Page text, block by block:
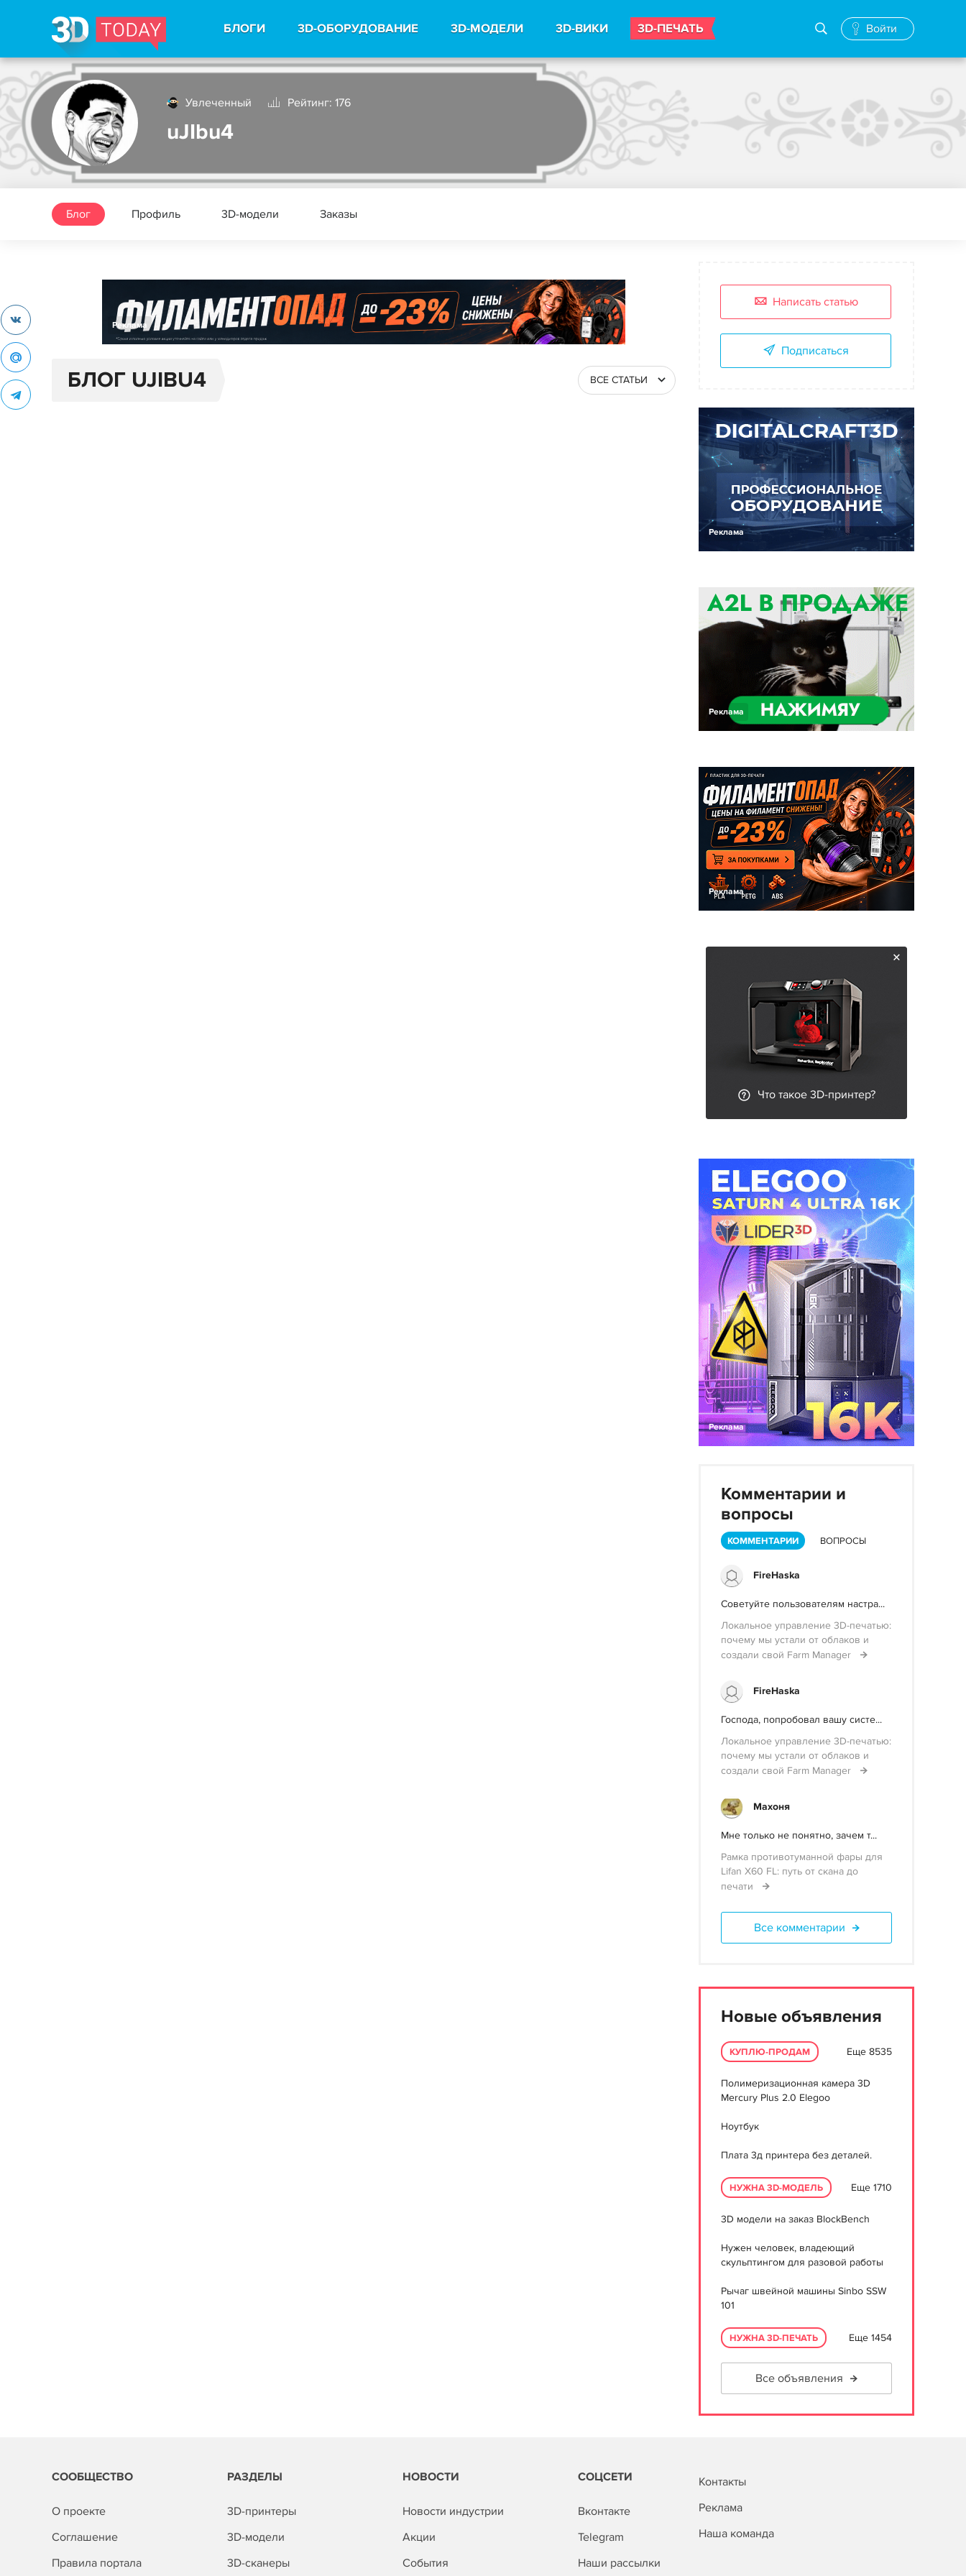
БЛОГИ 3D-ОБОРУДОВАНИЕ 3D-МОДЕЛИ 3D-ВИКИ 3D-ПЕЧАТЬ Войти
Увлеченный Рейтинг: 176
uJIbu4
Блог Профиль 3D-модели Заказы
Реклама
БЛОГ UJIBU4 ВСЕ СТАТЬИ
Написать статью
Подписаться
Реклама
Реклама
Реклама
Что такое 3D-принтер?
Реклама
Комментарии и
вопросы
КОММЕНТАРИИ ВОПРОСЫ
FireHaska
Советуйте пользователям настра...
Локальное управление 3D-печатью:
почему мы устали от облаков и
создали свой Farm Manager
FireHaska
Господа, попробовал вашу систе...
Локальное управление 3D-печатью:
почему мы устали от облаков и
создали свой Farm Manager
Махоня
Мне только не понятно, зачем т...
Рамка противотуманной фары для
Lifan X60 FL: путь от скана до
печати
Все комментарии
Новые объявления
КУПЛЮ-ПРОДАМ Еще 8535
Полимеризационная камера 3D
Mercury Plus 2.0 Elegoo
Ноутбук
Плата 3д принтера без деталей.
НУЖНА 3D-МОДЕЛЬ Еще 1710
3D модели на заказ BlockBench
Нужен человек, владеющий
скульптингом для разовой работы
Рычаг швейной машины Sinbo SSW
101
НУЖНА 3D-ПЕЧАТЬ Еще 1454
Все объявления
СООБЩЕСТВО
О проекте
Соглашение
Правила портала
РАЗДЕЛЫ
3D-принтеры
3D-модели
3D-сканеры
НОВОСТИ
Новости индустрии
Акции
События
СОЦСЕТИ
Вконтакте
Telegram
Наши рассылки
Контакты
Реклама
Наша команда